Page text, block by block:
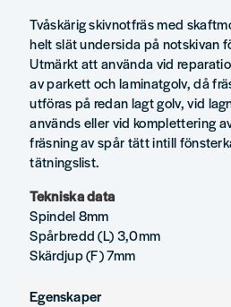
Tvåskärig skivnotfräs med
helt slät undersida på notskivan
Utmärkt att använda vid
av parkett och laminatgolv, då
utföras på redan lagt golv, vid
används eller vid komplettering
fräsning av spår tätt intill
tätningslist.
Tekniska data
Spindel 8mm
Spårbredd (L) 3,0mm
Skärdjup (F) 7mm
Egenskaper